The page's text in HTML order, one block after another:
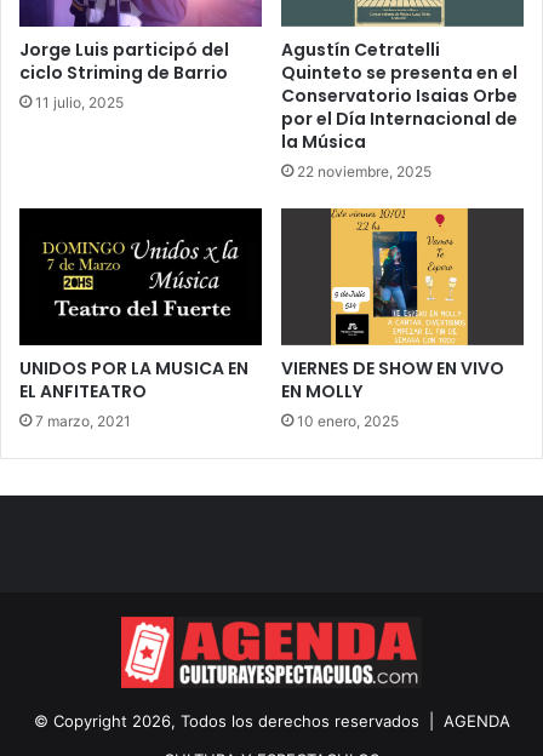
Jorge Luis participó del
ciclo Striming de Barrio
11 julio, 2025
Agustín Cetratelli
Quinteto se presenta en el
Conservatorio Isaias Orbe
por el Día Internacional de
la Música
22 noviembre, 2025
UNIDOS POR LA MUSICA EN
EL ANFITEATRO
7 marzo, 2021
VIERNES DE SHOW EN VIVO
EN MOLLY
10 enero, 2025
© Copyright 2026, Todos los derechos reservados | AGENDA